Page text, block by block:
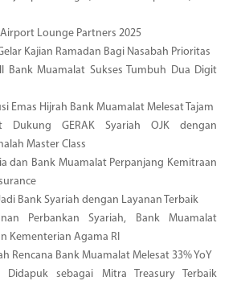
Lounge Partners 2025
Kajian Ramadan Bagi Nasabah Prioritas
Bank Muamalat Sukses Tumbuh Dua Digit
Emas Hijrah Bank Muamalat Melesat Tajam
Dukung GERAK Syariah OJK dengan
Master Class
dan Bank Muamalat Perpanjang Kemitraan
Bank Syariah dengan Layanan Terbaik
Perbankan Syariah, Bank Muamalat
Kementerian Agama RI
Rencana Bank Muamalat Melesat 33% YoY
Didapuk sebagai Mitra Treasury Terbaik